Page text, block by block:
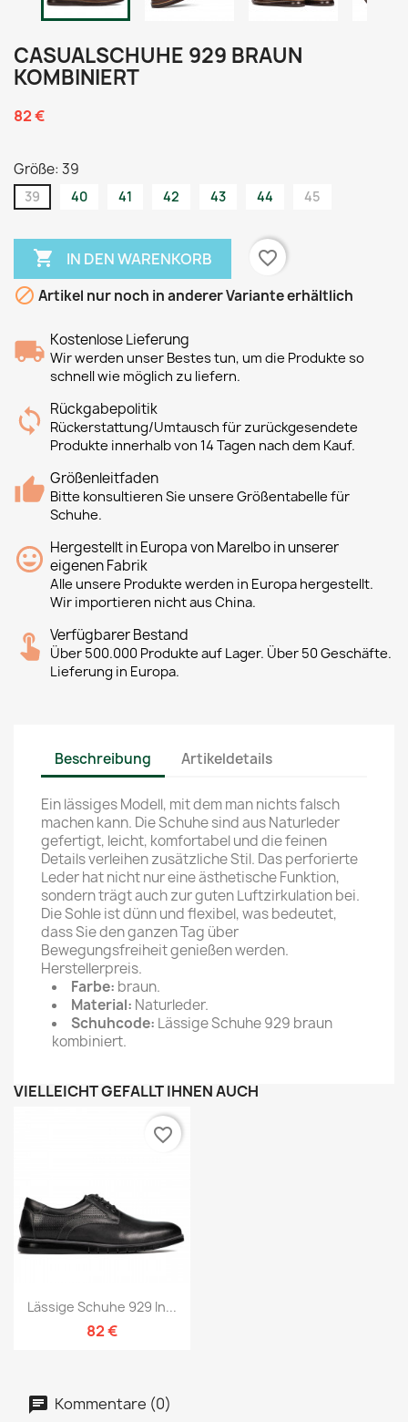
CASUALSCHUHE 929 BRAUN
KOMBINIERT
82 €
Größe: 39
39 40 41 42 43 44 45
 IN DEN WARENKORB
favorite_border
 Artikel nur noch in anderer Variante erhältlich
Kostenlose Lieferung
Wir werden unser Bestes tun, um die Produkte so
schnell wie möglich zu liefern.
Rückgabepolitik
Rückerstattung/Umtausch für zurückgesendete
Produkte innerhalb von 14 Tagen nach dem Kauf.
Größenleitfaden
Bitte konsultieren Sie unsere Größentabelle für
Schuhe.
Hergestellt in Europa von Marelbo in unserer
eigenen Fabrik
Alle unsere Produkte werden in Europa hergestellt.
Wir importieren nicht aus China.
Verfügbarer Bestand
Über 500.000 Produkte auf Lager. Über 50 Geschäfte.
Lieferung in Europa.
Beschreibung Artikeldetails
Ein lässiges Modell, mit dem man nichts falsch
machen kann. Die Schuhe sind aus Naturleder
gefertigt, leicht, komfortabel und die feinen
Details verleihen zusätzliche Stil. Das perforierte
Leder hat nicht nur eine ästhetische Funktion,
sondern trägt auch zur guten Luftzirkulation bei.
Die Sohle ist dünn und flexibel, was bedeutet,
dass Sie den ganzen Tag über
Bewegungsfreiheit genießen werden.
Herstellerpreis.
Farbe: braun.
Material: Naturleder.
Schuhcode: Lässige Schuhe 929 braun
kombiniert.
VIELLEICHT GEFÄLLT IHNEN AUCH
Lässige Schuhe 929 In...
82 €
favorite_border
Kommentare (0)